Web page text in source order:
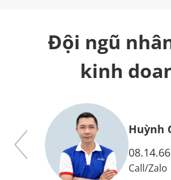
Đội ngũ
kinh
Huỳnh
Call/Zalo